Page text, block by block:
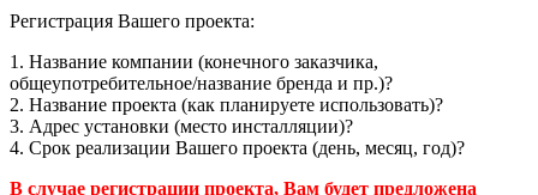
Регистрация Вашего проекта:
1. Название компании (конечного заказчика,
общеупотребительное/название бренда и пр.)?
2. Название проекта (как планируете использовать)?
3. Адрес установки (место инсталляции)?
4. Срок реализации Вашего проекта (день, месяц, год)?
В случае регистрации проекта, Вам будет предложена